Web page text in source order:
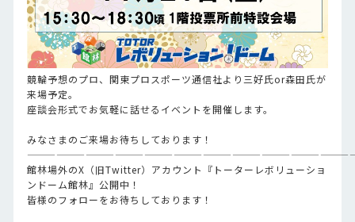
競輪予想のプロ、関東プロスポーツ通信社より三好氏or森田氏が
来場予定。
座談会形式でお気軽に話せるイベントを開催します。
みなさまのご来場お待ちしております！
館林場外のX（旧Twitter）アカウント『トーターレボリューショ
ンドーム館林』公開中！
皆様のフォローをお待ちしております！